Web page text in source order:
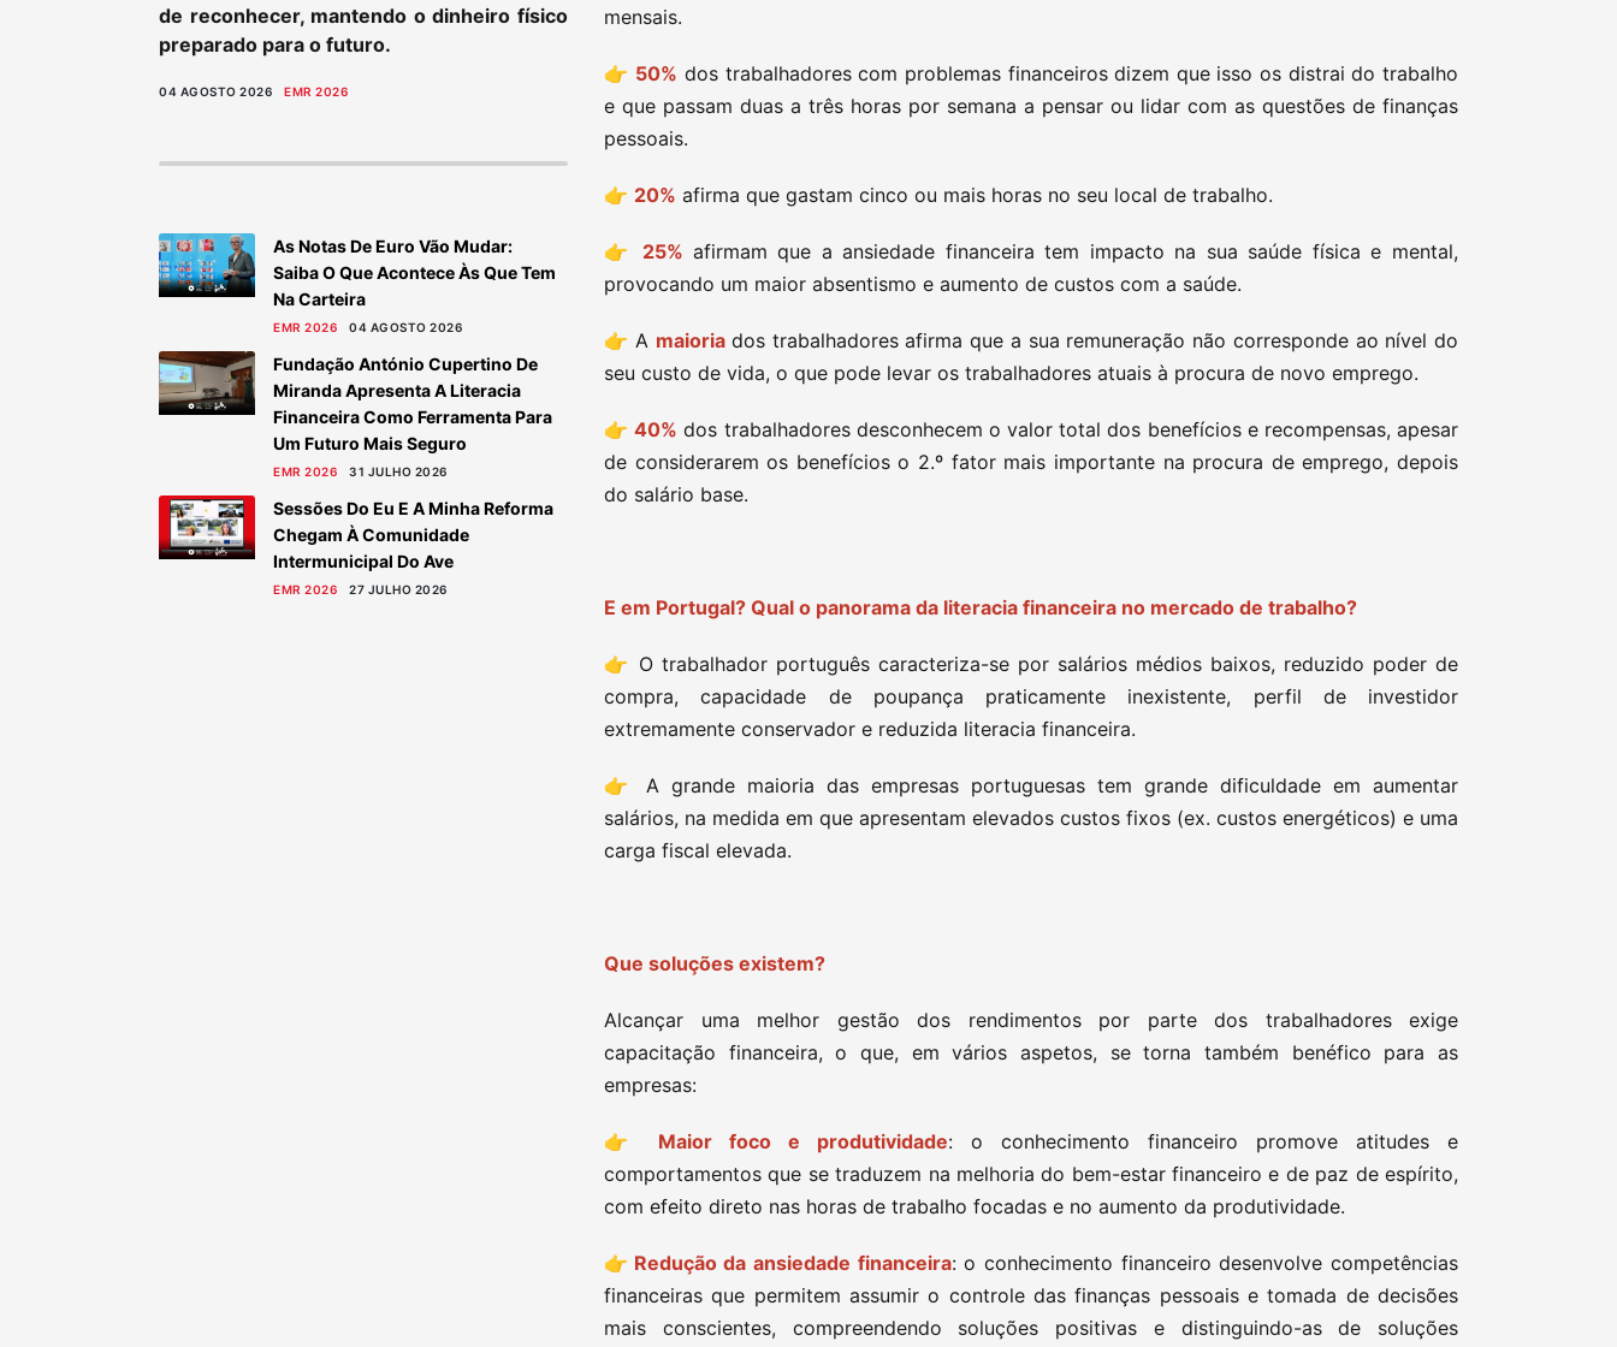
de reconhecer, mantendo o dinheiro físico
preparado para o futuro.
04 AGOSTO 2026 EMR 2026
As Notas De Euro Vão Mudar:
Saiba O Que Acontece Às Que Tem
Na Carteira
EMR 2026 04 AGOSTO 2026
Fundação António Cupertino De
Miranda Apresenta A Literacia
Financeira Como Ferramenta Para
Um Futuro Mais Seguro
EMR 2026 31 JULHO 2026
Sessões Do Eu E A Minha Reforma
Chegam À Comunidade
Intermunicipal Do Ave
EMR 2026 27 JULHO 2026
mensais.
👉 50% dos trabalhadores com problemas financeiros dizem que isso os distrai do trabalho
e que passam duas a três horas por semana a pensar ou lidar com as questões de finanças
pessoais.
👉 20% afirma que gastam cinco ou mais horas no seu local de trabalho.
👉 25% afirmam que a ansiedade financeira tem impacto na sua saúde física e mental,
provocando um maior absentismo e aumento de custos com a saúde.
👉 A maioria dos trabalhadores afirma que a sua remuneração não corresponde ao nível do
seu custo de vida, o que pode levar os trabalhadores atuais à procura de novo emprego.
👉40% dos trabalhadores desconhecem o valor total dos benefícios e recompensas, apesar
de considerarem os benefícios o 2.º fator mais importante na procura de emprego, depois
do salário base.
E em Portugal? Qual o panorama da literacia financeira no mercado de trabalho?
👉 O trabalhador português caracteriza-se por salários médios baixos, reduzido poder de
compra, capacidade de poupança praticamente inexistente, perfil de investidor
extremamente conservador e reduzida literacia financeira.
👉 A grande maioria das empresas portuguesas tem grande dificuldade em aumentar
salários, na medida em que apresentam elevados custos fixos (ex. custos energéticos) e uma
carga fiscal elevada.
Que soluções existem?
Alcançar uma melhor gestão dos rendimentos por parte dos trabalhadores exige
capacitação financeira, o que, em vários aspetos, se torna também benéfico para as
empresas:
👉 Maior foco e produtividade: o conhecimento financeiro promove atitudes e
comportamentos que se traduzem na melhoria do bem-estar financeiro e de paz de espírito,
com efeito direto nas horas de trabalho focadas e no aumento da produtividade.
👉 Redução da ansiedade financeira: o conhecimento financeiro desenvolve competências
financeiras que permitem assumir o controle das finanças pessoais e tomada de decisões
mais conscientes, compreendendo soluções positivas e distinguindo-as de soluções